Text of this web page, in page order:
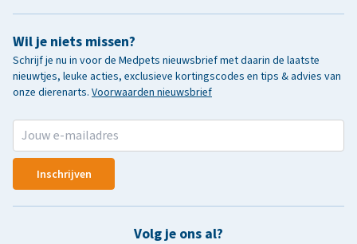
Wil je niets missen?
Schrijf je nu in voor de Medpets nieuwsbrief met daarin de laatste
nieuwtjes, leuke acties, exclusieve kortingscodes en tips & advies van
onze dierenarts. Voorwaarden nieuwsbrief
Inschrijven
Volg je ons al?